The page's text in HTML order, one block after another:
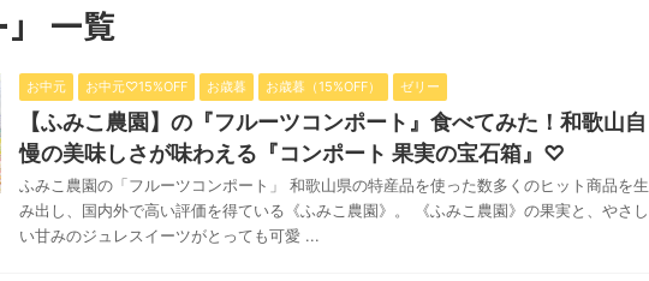
」 一覧
お中元 お中元♡15%OFF お歳暮 お歳暮（15%OFF） ゼリー
【ふみこ農園】の『フルーツコンポート』食べてみた！和歌山自
慢の美味しさが味わえる『コンポート 果実の宝石箱』♡
ふみこ農園の「フルーツコンポート」 和歌山県の特産品を使った数多くのヒット商品を生
み出し、国内外で高い評価を得ている《ふみこ農園》。 《ふみこ農園》の果実と、やさし
い甘みのジュレスイーツがとっても可愛 ...